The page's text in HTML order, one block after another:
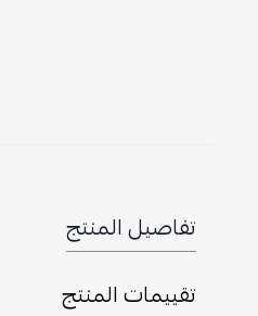
تفاصيل المنتج
تقييمات المنتج